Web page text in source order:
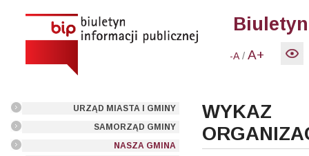
-A /A+
URZĄD MIASTA I GMINY
SAMORZĄD GMINY
NASZA GMINA
WYKAZ